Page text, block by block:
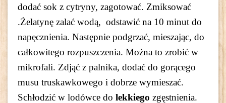
dodać sok z cytryny, zagotować. Zmiksować
.Żelatynę zalać wodą, odstawić na 10 minut do
napęcznienia. Następnie podgrzać, mieszając, do
całkowitego rozpuszczenia. Można to zrobić w
mikrofali. Zdjąć z palnika, dodać do gorącego
musu truskawkowego i dobrze wymieszać.
Schłodzić w lodówce do lekkiego zgęstnienia.